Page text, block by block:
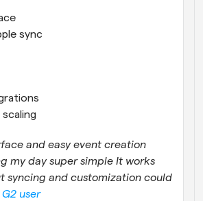
sync
and easy event creation
my day super simple It works
syncing and customization could
G2 user